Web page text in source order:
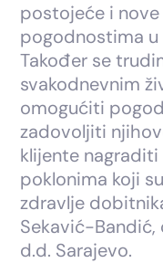
postojeće i
pogodnostima u
Također se
svakodnevnim
omogućiti
zadovoljiti
klijente
poklonima koji
zdravlje
Sekavić-Bandić,
d.d. Sarajevo.